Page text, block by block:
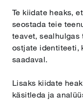
Te kiidate heaks,
seostada teie
teavet,
ostjate identiteeti,
saadaval.
Lisaks kiidate
käsitleda ja